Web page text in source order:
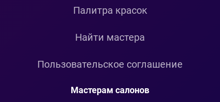
Палитра красок
Найти мастера
Пользовательское соглашение
Мастерам салонов